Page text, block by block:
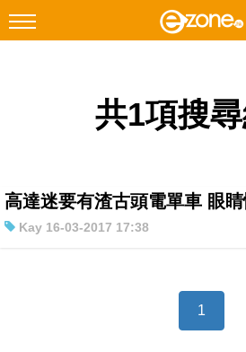
Instagram
遊戲動漫
共1項搜
高達迷要有渣古頭電單車 眼
Kay 16-03-2017 17:38
1